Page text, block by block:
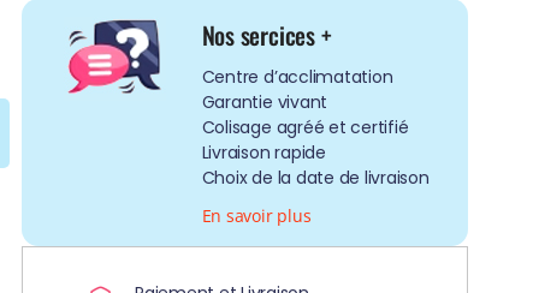
Nos sercices +
Centre d’acclimatation
Garantie vivant
Colisage agréé et certifié
Livraison rapide
Choix de la date de livraison
En savoir plus